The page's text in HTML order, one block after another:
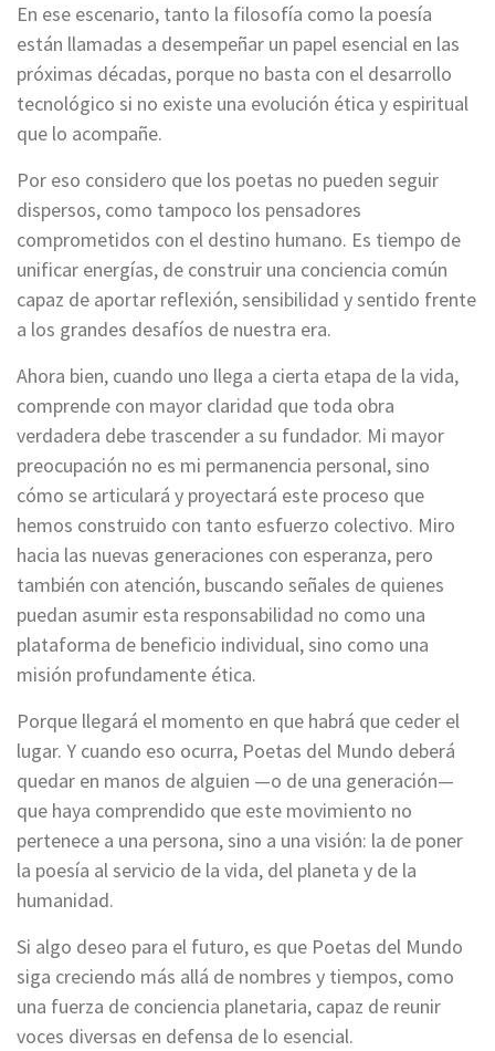
En ese escenario, tanto la filosofía como la poesía
están llamadas a desempeñar un papel esencial en las
próximas décadas, porque no basta con el desarrollo
tecnológico si no existe una evolución ética y espiritual
que lo acompañe.
Por eso considero que los poetas no pueden seguir
dispersos, como tampoco los pensadores
comprometidos con el destino humano. Es tiempo de
unificar energías, de construir una conciencia común
capaz de aportar reflexión, sensibilidad y sentido frente
a los grandes desafíos de nuestra era.
Ahora bien, cuando uno llega a cierta etapa de la vida,
comprende con mayor claridad que toda obra
verdadera debe trascender a su fundador. Mi mayor
preocupación no es mi permanencia personal, sino
cómo se articulará y proyectará este proceso que
hemos construido con tanto esfuerzo colectivo. Miro
hacia las nuevas generaciones con esperanza, pero
también con atención, buscando señales de quienes
puedan asumir esta responsabilidad no como una
plataforma de beneficio individual, sino como una
misión profundamente ética.
Porque llegará el momento en que habrá que ceder el
lugar. Y cuando eso ocurra, Poetas del Mundo deberá
quedar en manos de alguien —o de una generación—
que haya comprendido que este movimiento no
pertenece a una persona, sino a una visión: la de poner
la poesía al servicio de la vida, del planeta y de la
humanidad.
Si algo deseo para el futuro, es que Poetas del Mundo
siga creciendo más allá de nombres y tiempos, como
una fuerza de conciencia planetaria, capaz de reunir
voces diversas en defensa de lo esencial.